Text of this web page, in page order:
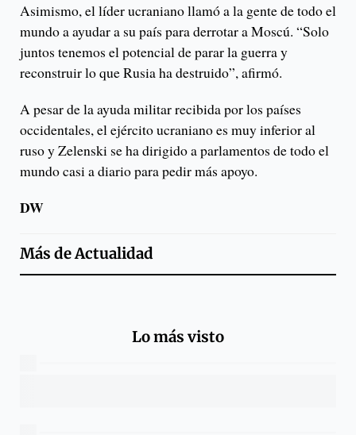
Asimismo, el líder ucraniano llamó a la gente de todo el
mundo a ayudar a su país para derrotar a Moscú. “Solo
juntos tenemos el potencial de parar la guerra y
reconstruir lo que Rusia ha destruido”, afirmó.
A pesar de la ayuda militar recibida por los países
occidentales, el ejército ucraniano es muy inferior al
ruso y Zelenski se ha dirigido a parlamentos de todo el
mundo casi a diario para pedir más apoyo.
DW
Más deActualidad
Lo más visto